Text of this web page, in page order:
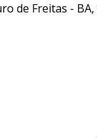
de Freitas -